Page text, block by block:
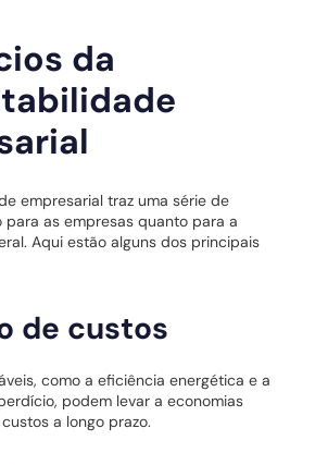
da
empresarial traz uma série de
para as empresas quanto para a
Aqui estão alguns dos principais
de custos
como a eficiência energética e a
podem levar a economias
a longo prazo.